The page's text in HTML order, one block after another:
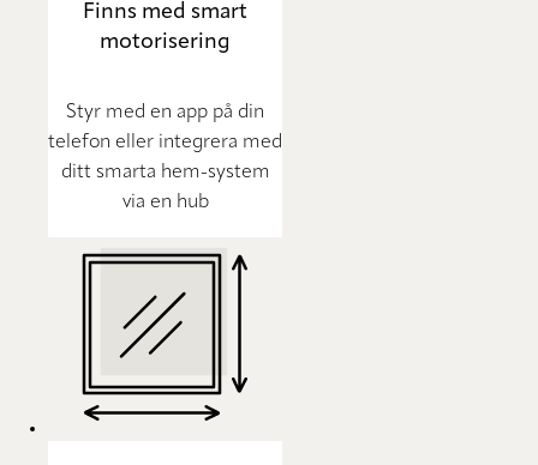
Finns med smart
motorisering
Styr med en app på din
telefon eller integrera med
ditt smarta hem-system
via en hub